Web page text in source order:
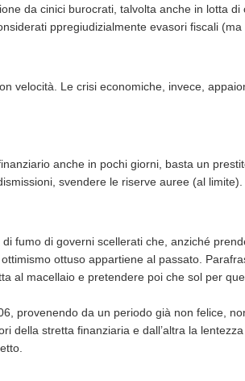
da cinici burocrati, talvolta anche in lotta di
ppregiudizialmente evasori fiscali
velocità. Le crisi economiche, invece,
anche in pochi giorni, basta un
svendere le riserve auree (al
fumo di governi scellerati che, anziché
ottuso appartiene al passato.
al macellaio e pretendere poi che sol per
provenendo da un periodo già non felice,
della stretta finanziaria e dall’altra la